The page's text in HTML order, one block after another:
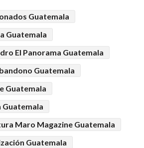
Guatemala
Guatemala
El Panorama Guatemala
Guatemala
Guatemala
Maro Magazine Guatemala
Guatemala